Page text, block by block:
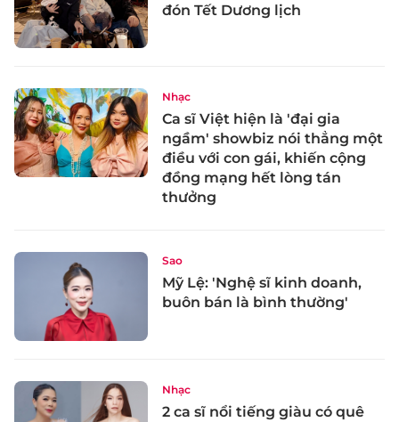
đón Tết Dương lịch
Nhạc
Ca sĩ Việt hiện là 'đại gia
ngầm' showbiz nói thẳng một
điều với con gái, khiến cộng
đồng mạng hết lòng tán
thưởng
Sao
Mỹ Lệ: 'Nghệ sĩ kinh doanh,
buôn bán là bình thường'
Nhạc
2 ca sĩ nổi tiếng giàu có quê